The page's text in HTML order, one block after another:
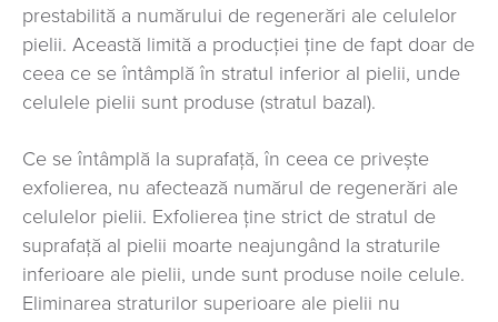
prestabilită a numărului de regenerări ale celulelor
pielii. Această limită a producţiei ţine de fapt doar de
ceea ce se întâmplă în stratul inferior al pielii, unde
celulele pielii sunt produse (stratul bazal).
Ce se întâmplă la suprafață, în ceea ce privește
exfolierea, nu afectează numărul de regenerări ale
celulelor pielii. Exfolierea ţine strict de stratul de
suprafaţă al pielii moarte neajungând la straturile
inferioare ale pielii, unde sunt produse noile celule.
Eliminarea straturilor superioare ale pielii nu